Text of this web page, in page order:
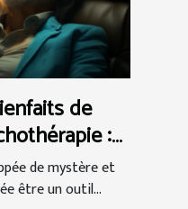
de
:
de
de mystère et
être un outil...